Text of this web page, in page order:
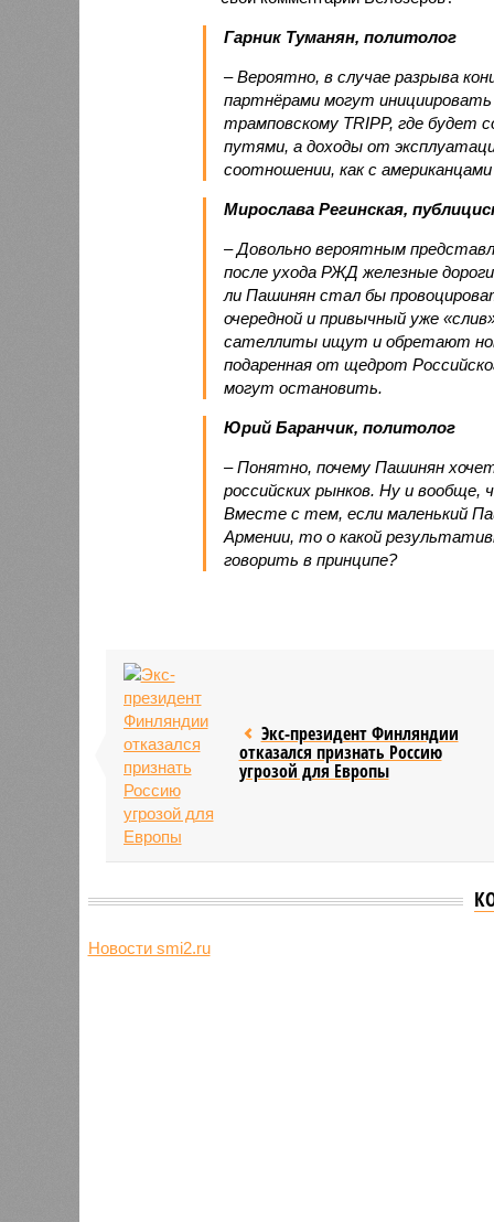
Гарник Туманян, политолог
– Вероятно, в случае разрыва
партнёрами могут
трамповскому TRIPP, где будет
путями, а доходы от
соотношении, как с
Мирослава Регинская,
– Довольно вероятным
после ухода РЖД железные
ли Пашинян стал бы
очередной и привычный уже
сателлиты ищут и обретают
подаренная от щедрот
могут остановить.
Юрий Баранчик, политолог
– Понятно, почему Пашинян
российских рынков. Ну и вообще,
Вместе с тем, если маленький
Армении, то о какой
говорить в принципе?
Экс-президент Финляндии
отказался признать Россию
угрозой для Европы
Новости smi2.ru